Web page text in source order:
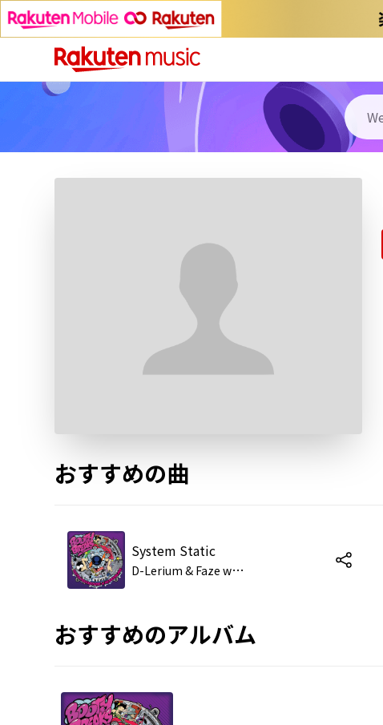
おすすめの曲
System Static
D
-Lerium & Faze w/ Chris B
おすすめのアルバム